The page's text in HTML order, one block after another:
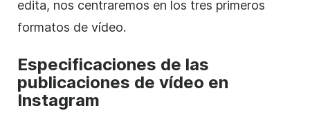
edita, nos centraremos en los tres primeros
formatos de vídeo.
Especificaciones de las
publicaciones de vídeo en
Instagram